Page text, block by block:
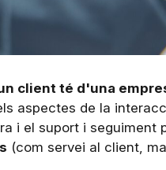
client té d'una
aspectes de la
i el suport i seguiment
(com servei al client,